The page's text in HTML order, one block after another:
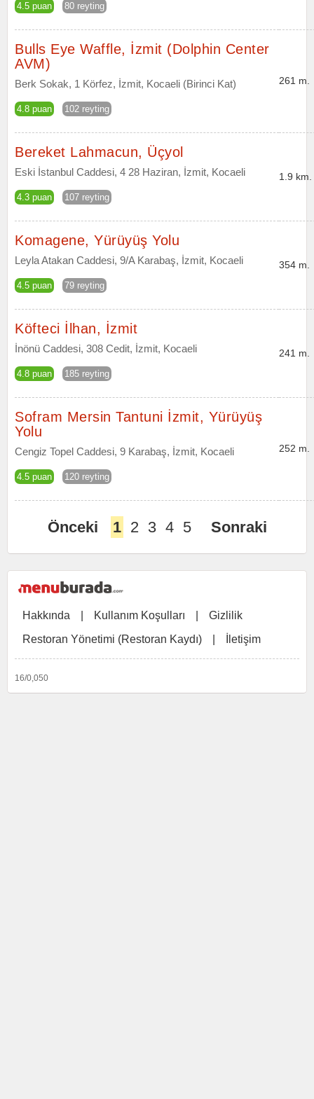
4.5 puan 80 reyting
Bulls Eye Waffle, İzmit (Dolphin Center
AVM)
Berk Sokak, 1 Körfez, İzmit, Kocaeli (Birinci Kat)
4.8 puan 102 reyting
261 m.
Bereket Lahmacun, Üçyol
Eski İstanbul Caddesi, 4 28 Haziran, İzmit, Kocaeli
4.3 puan 107 reyting
1.9 km.
Komagene, Yürüyüş Yolu
Leyla Atakan Caddesi, 9/A Karabaş, İzmit, Kocaeli
4.5 puan 79 reyting
354 m.
Köfteci İlhan, İzmit
İnönü Caddesi, 308 Cedit, İzmit, Kocaeli
4.8 puan 185 reyting
241 m.
Sofram Mersin Tantuni İzmit, Yürüyüş
Yolu
Cengiz Topel Caddesi, 9 Karabaş, İzmit, Kocaeli
4.5 puan 120 reyting
252 m.
Önceki 1 2 3 4 5 Sonraki
Hakkında Kullanım Koşulları
Gizlilik
Restoran Yönetimi (Restoran Kaydı)
İletişim
16/0,050